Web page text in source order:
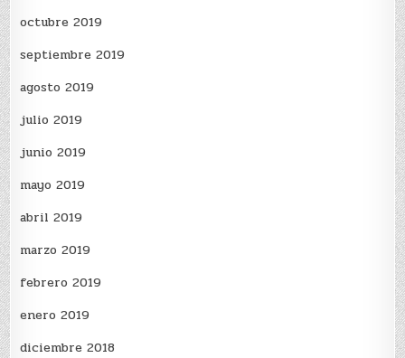
octubre 2019
septiembre 2019
agosto 2019
julio 2019
junio 2019
mayo 2019
abril 2019
marzo 2019
febrero 2019
enero 2019
diciembre 2018